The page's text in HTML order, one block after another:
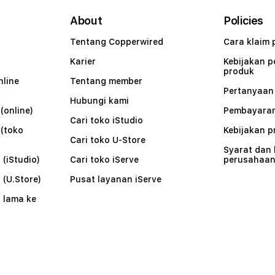
lama ke
About
Tentang Copperwired
Karier
Tentang member
Hubungi kami
Cari toko iStudio
Cari toko U-Store
Cari toko iServe
Pusat layanan iServe
Policies
Cara klaim
Kebijakan
produk
Pertanyaan
Kebijakan
Syarat dan
perusahaan